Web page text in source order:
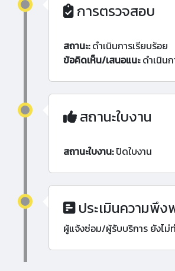
การตรวจสอบ
สถานะ:ดำเนินการเรียบร้อย
ข้อคิดเห็น/เสนอแนะดำเนินก
สถานะใบงาน
สถานะใบงาน:ปิดใบงาน
ประเมินความพึง
ผู้แจ้งซ่อม/ผู้รับบริการ ยังไม่